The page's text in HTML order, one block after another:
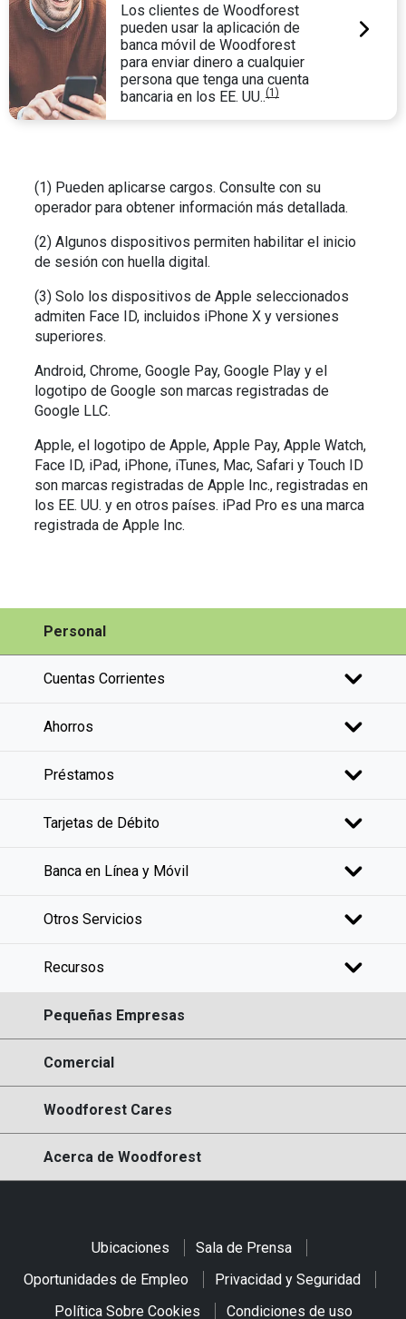
Los clientes de Woodforest
pueden usar la aplicación de
banca móvil de Woodforest
para enviar dinero a cualquier
persona que tenga una cuenta
bancaria en los EE. UU..(1)
(1) Pueden aplicarse cargos. Consulte con su
operador para obtener información más detallada.
(2) Algunos dispositivos permiten habilitar el inicio
de sesión con huella digital.
(3) Solo los dispositivos de Apple seleccionados
admiten Face ID, incluidos iPhone X y versiones
superiores.
Android, Chrome, Google Pay, Google Play y el
logotipo de Google son marcas registradas de
Google LLC.
Apple, el logotipo de Apple, Apple Pay, Apple Watch,
Face ID, iPad, iPhone, iTunes, Mac, Safari y Touch ID
son marcas registradas de Apple Inc., registradas en
los EE. UU. y en otros países. iPad Pro es una marca
registrada de Apple Inc.
Personal
Cuentas Corrientes
Ahorros
Préstamos
Tarjetas de Débito
Banca en Línea y Móvil
Otros Servicios
Recursos
Pequeñas Empresas
Comercial
Woodforest Cares
Acerca de Woodforest
Ubicaciones
Sala de Prensa
Oportunidades de Empleo
Privacidad y Seguridad
Política Sobre Cookies
Condiciones de uso